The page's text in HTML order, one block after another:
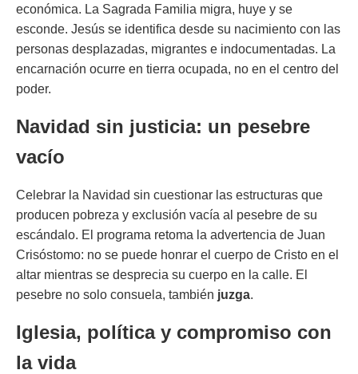
económica. La Sagrada Familia migra, huye y se
esconde. Jesús se identifica desde su nacimiento con las
personas desplazadas, migrantes e indocumentadas. La
encarnación ocurre en tierra ocupada, no en el centro del
poder.
Navidad sin justicia: un pesebre
vacío
Celebrar la Navidad sin cuestionar las estructuras que
producen pobreza y exclusión vacía al pesebre de su
escándalo. El programa retoma la advertencia de Juan
Crisóstomo: no se puede honrar el cuerpo de Cristo en el
altar mientras se desprecia su cuerpo en la calle. El
pesebre no solo consuela, también juzga.
Iglesia, política y compromiso con
la vida